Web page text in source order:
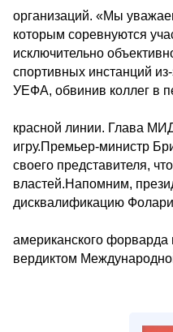
организаций. «Мы
которым соревнуются
исключительно
спортивных инстанций
УЕФА, обвинив коллег в
красной линии. Глава
игру.Премьер-министр
своего представителя,
властей.Напомним,
дисквалификацию
американского форварда
вердиктом